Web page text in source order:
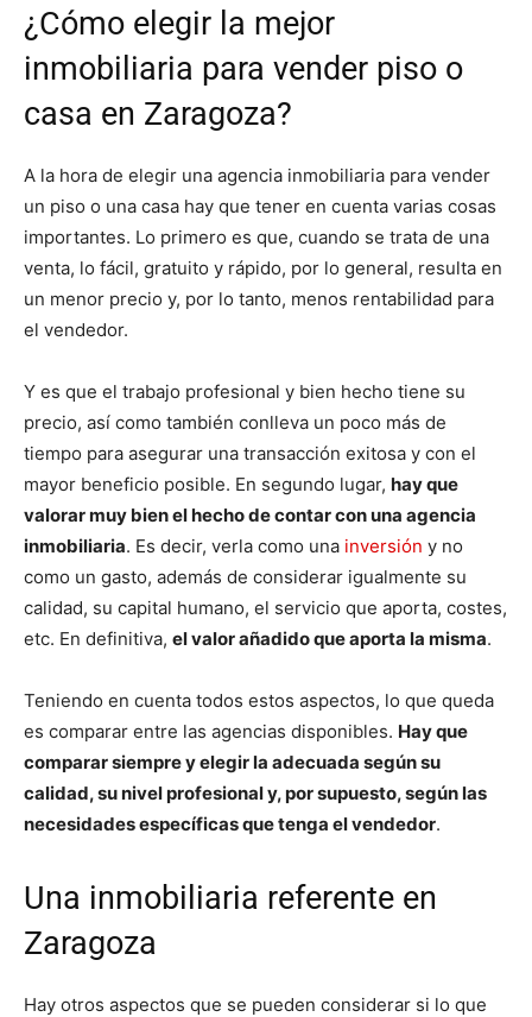
¿Cómo elegir la mejor
inmobiliaria para vender piso o
casa en Zaragoza?
A la hora de elegir una agencia inmobiliaria para vender
un piso o una casa hay que tener en cuenta varias cosas
importantes. Lo primero es que, cuando se trata de una
venta, lo fácil, gratuito y rápido, por lo general, resulta en
un menor precio y, por lo tanto, menos rentabilidad para
el vendedor.
Y es que el trabajo profesional y bien hecho tiene su
precio, así como también conlleva un poco más de
tiempo para asegurar una transacción exitosa y con el
mayor beneficio posible. En segundo lugar, hay que
valorar muy bien el hecho de contar con una agencia
inmobiliaria. Es decir, verla como una inversión y no
como un gasto, además de considerar igualmente su
calidad, su capital humano, el servicio que aporta, costes,
etc. En definitiva, el valor añadido que aporta la misma.
Teniendo en cuenta todos estos aspectos, lo que queda
es comparar entre las agencias disponibles. Hay que
comparar siempre y elegir la adecuada según su
calidad, su nivel profesional y, por supuesto, según las
necesidades específicas que tenga el vendedor.
Una inmobiliaria referente en
Zaragoza
Hay otros aspectos que se pueden considerar si lo que